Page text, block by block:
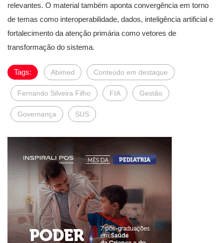
relevantes. O material também aponta convergência em torno
de temas como interoperabilidade, dados, inteligência artificial e
fortalecimento da atenção primária como vetores de
transformação do sistema.
Tags: Abimed Conteúdo em destaque
Fernando Silveira Filho FIA Gestão
Governança SUS